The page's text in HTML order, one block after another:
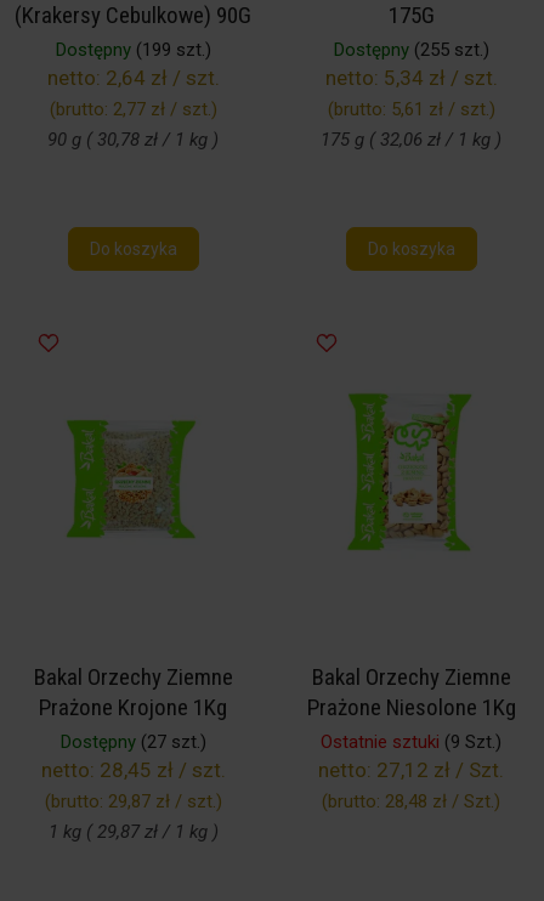
(Krakersy Cebulkowe) 90G
Dostępny(199 szt.)
netto: 2,64 zł / szt.
(brutto: 2,77 zł / szt.)
90 g ( 30,78 zł / 1 kg )
Do koszyka
175G
Dostępny(255 szt.)
netto: 5,34 zł / szt.
(brutto: 5,61 zł / szt.)
175 g ( 32,06 zł / 1 kg )
Do koszyka
Bakal Orzechy Ziemne
Prażone Krojone 1Kg
Dostępny(27 szt.)
netto: 28,45 zł / szt.
(brutto: 29,87 zł / szt.)
1 kg ( 29,87 zł / 1 kg )
Bakal Orzechy Ziemne
Prażone Niesolone 1Kg
Ostatnie sztuki (9 Szt.)
netto: 27,12 zł / Szt.
(brutto: 28,48 zł / Szt.)